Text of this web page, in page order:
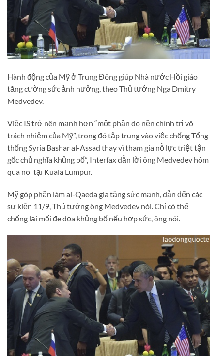
Hành động của Mỹ ở Trung Đông giúp Nhà nước Hồi giáo
tăng cường sức ảnh hưởng, theo Thủ tướng Nga Dmitry
Medvedev.
Việc IS trở nên mạnh hơn “một phần do nền chính trị vô
trách nhiệm của Mỹ”, trong đó tập trung vào việc chống Tổng
thống Syria Bashar al-Assad thay vì tham gia nỗ lực triệt tận
gốc chủ nghĩa khủng bố”, Interfax dẫn lời ông Medvedev hôm
qua nói tại Kuala Lumpur.
Mỹ góp phần làm al-Qaeda gia tăng sức mạnh, dẫn đến các
sự kiện 11/9, Thủ tướng ông Medvedev nói. Chỉ có thể
chống lại mối đe dọa khủng bố nếu hợp sức, ông nói.